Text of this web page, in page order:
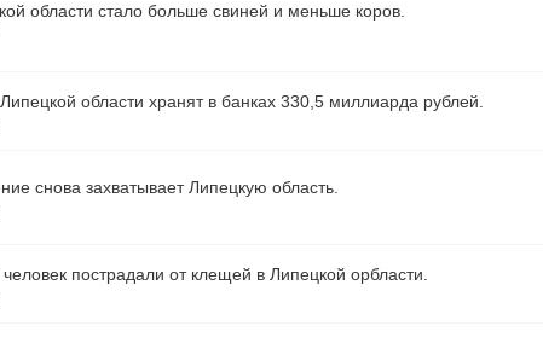
области стало больше свиней и меньше коров.
области хранят в банках 330,5 миллиарда рублей.
снова захватывает Липецкую область.
пострадали от клещей в Липецкой орбласти.